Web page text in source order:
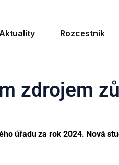
Aktuality Rozcestník
zdrojem
úřadu za rok 2024. Nová